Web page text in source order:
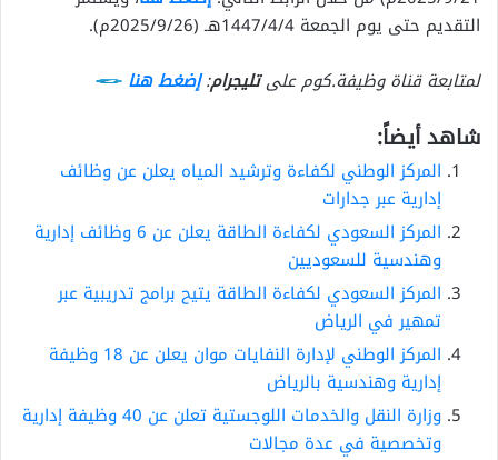
التقديم حتى يوم الجمعة 1447/4/4هـ (2025/9/26م).
لمتابعة قناة وظيفة.كوم علىتليجرام:إضغط هنا
شاهد أيضاً:
المركز الوطني لكفاءة وترشيد المياه يعلن عن وظائف
إدارية عبر جدارات
المركز السعودي لكفاءة الطاقة يعلن عن 6 وظائف إدارية
وهندسية للسعوديين
المركز السعودي لكفاءة الطاقة يتيح برامج تدريبية عبر
تمهير في الرياض
المركز الوطني لإدارة النفايات موان يعلن عن 18 وظيفة
إدارية وهندسية بالرياض
وزارة النقل والخدمات اللوجستية تعلن عن 40 وظيفة إدارية
وتخصصية في عدة مجالات